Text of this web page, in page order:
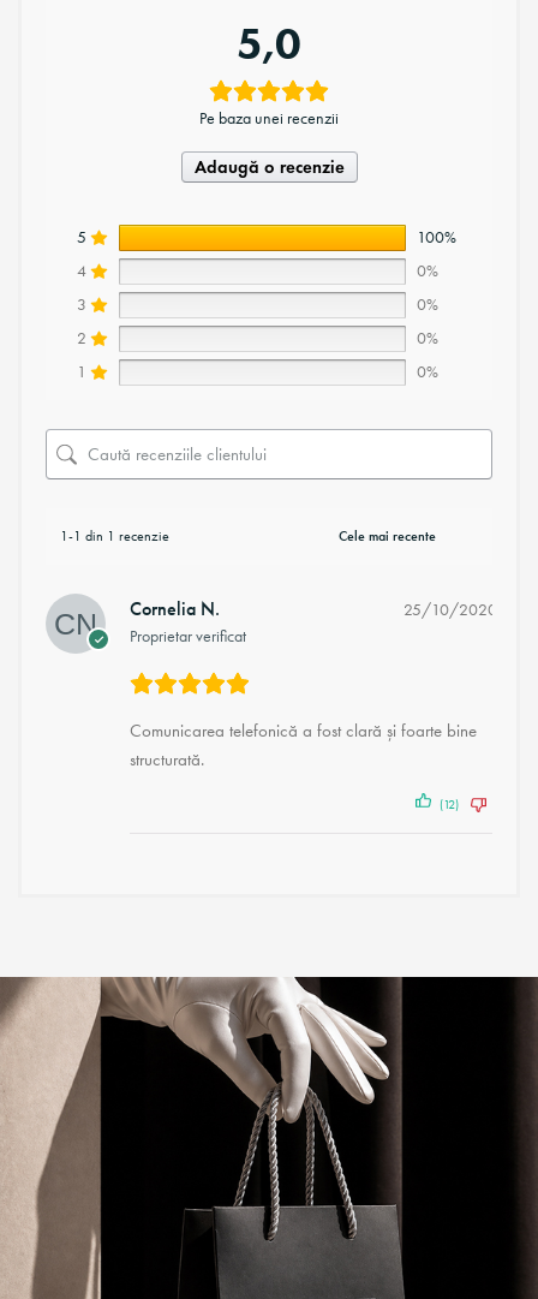
5,0
Pe baza unei recenzii
Adaugă o recenzie
5
100%
4
0%
3
0%
2
0%
1
0%
1-1 din 1 recenzie
Cornelia N.
Proprietar verificat
25/10/2020
Comunicarea telefonică a fost clară și foarte bine
structurată.
(12)